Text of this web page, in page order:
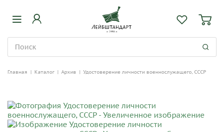
Главная | Каталог | Архив | Удостоверение личности военнослужащего, СССР